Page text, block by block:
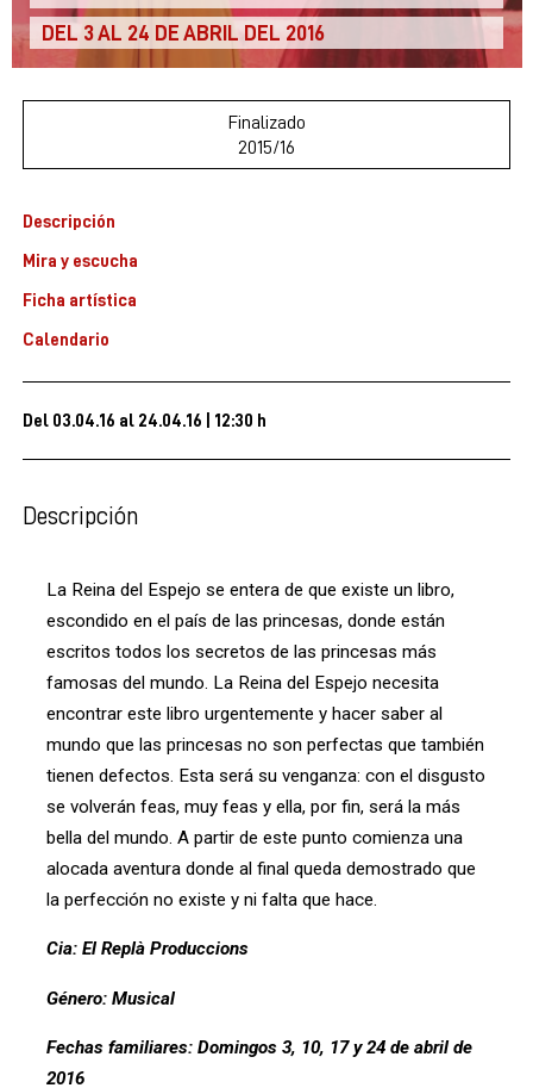
DEL 3 AL 24 DE ABRIL DEL 2016
Finalizado
2015/16
Descripción
Mira y escucha
Ficha artística
Calendario
Del 03.04.16 al 24.04.16 12:30 h
Descripción
La Reina del Espejo se entera de que existe un libro,
escondido en el país de las princesas, donde están
escritos todos los secretos de las princesas más
famosas del mundo. La Reina del Espejo necesita
encontrar este libro urgentemente y hacer saber al
mundo que las princesas no son perfectas que también
tienen defectos. Esta será su venganza: con el disgusto
se volverán feas, muy feas y ella, por fin, será la más
bella del mundo. A partir de este punto comienza una
alocada aventura donde al final queda demostrado que
la perfección no existe y ni falta que hace.
Cia: El Replà Produccions
Género: Musical
Fechas familiares: Domingos 3, 10, 17 y 24 de abril de
2016